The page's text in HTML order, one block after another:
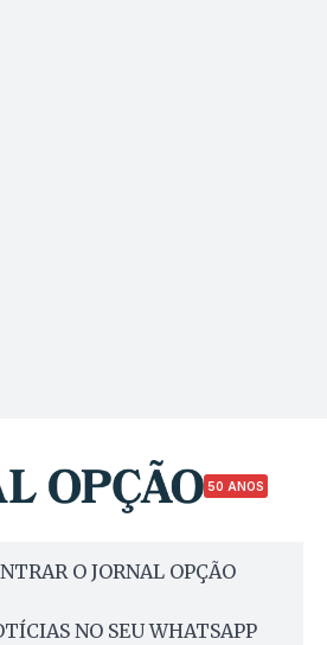
50 ANOS
O JORNAL OPÇÃO
NO SEU WHATSAPP